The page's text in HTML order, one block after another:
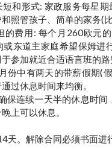
和形式: 家政服务每星
照管孩子、简单的家务(
的费用: 每个月260欧元
或东道主家庭希望保姆
参加就近合适语言班的路
份中有两天的带薪假期(
过休息时间来均衡。
保连续一天半的休息时
上可以休息。
天。解除合同必须书面进